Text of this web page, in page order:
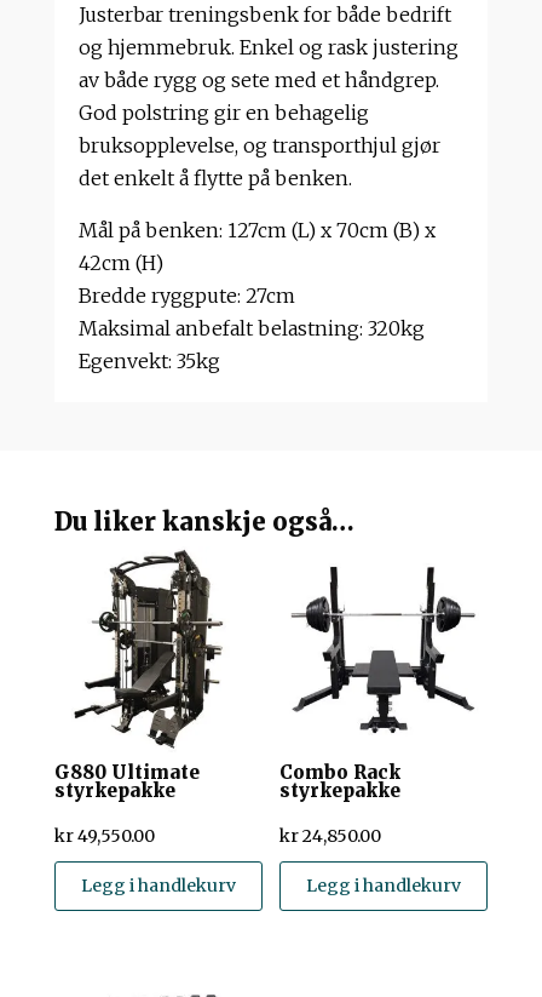
Justerbar treningsbenk for både bedrift
og hjemmebruk. Enkel og rask justering
av både rygg og sete med et håndgrep.
God polstring gir en behagelig
bruksopplevelse, og transporthjul gjør
det enkelt å flytte på benken.
Mål på benken: 127cm (L) x 70cm (B) x
42cm (H)
Bredde ryggpute: 27cm
Maksimal anbefalt belastning: 320kg
Egenvekt: 35kg
Du liker kanskje også…
G880 Ultimate
styrkepakke
kr49,550.00
Legg i handlekurv
Combo Rack
styrkepakke
kr24,850.00
Legg i handlekurv